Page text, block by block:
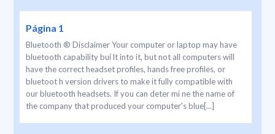
Página 1
Bluetooth ® Disclaimer Your computer or laptop may have
bluetooth capability bui lt into it, but not all computers will
have the correct headset profiles, hands free profiles, or
bluetoot h version drivers to make it fully compatible with
our bluetooth headsets. If you can deter mi ne the name of
the company that produced your computer's blue[...]